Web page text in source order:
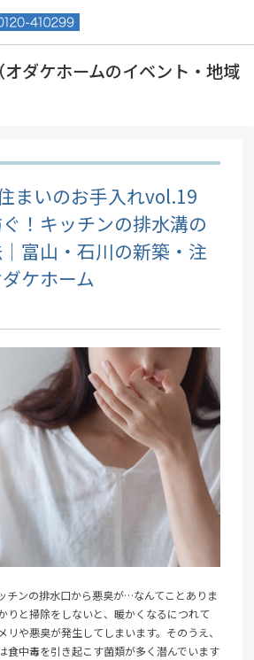
まいのお手入れvol.19
！キッチンの排水溝の
富山・石川の新築・注
ケホーム
チンの排水口から悪臭が…なんてことありま
りと掃除をしないと、暖かくなるにつれて
リや悪臭が発生してしまいます。そのうえ、
食中毒を引き起こす菌類が多く潜んでいます